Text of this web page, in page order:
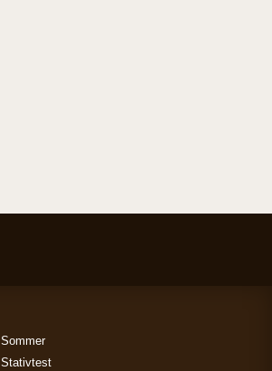
Sommer
Stativtest